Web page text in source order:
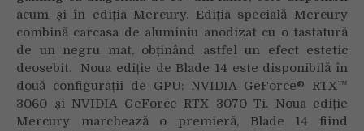
acum și în ediția Mercury. Ediția specială Mercury
combină carcasa de aluminiu anodizat cu o tastatură
de un negru mat, obținând astfel un efect estetic
deosebit. Noua ediție de Blade 14 este disponibilă în
două configurații de GPU: NVIDIA GeForce® RTX™
3060 și NVIDIA GeForce RTX 3070 Ti. Noua ediție
Mercury marchează o premieră, Blade 14 fiind